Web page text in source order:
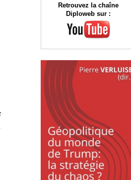
Retrouvez la chaîne
Diploweb sur :